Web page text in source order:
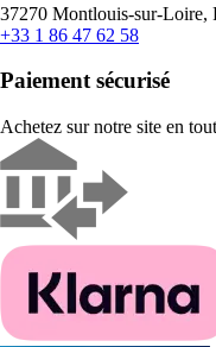
37270 Montlouis-sur-Loire,
+33 1 86 47 62 58
Paiement sécurisé
Achetez sur notre site en